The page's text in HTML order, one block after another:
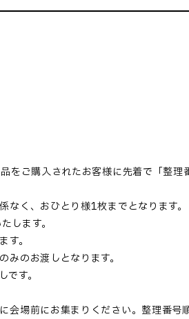
をご購入されたお客様に先着で「整
く、おひとり様1枚までとなります。
します。
。
のお渡しとなります。
す。
場前にお集まりください。整理番号